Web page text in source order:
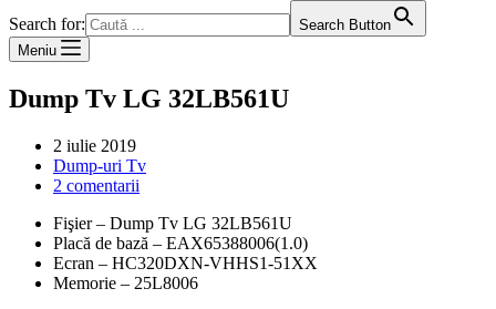
Search for:
Search Button
Meniu
Dump Tv LG 32LB561U
2 iulie 2019
Dump-uri Tv
2 comentarii
Fişier – Dump Tv LG 32LB561U
Placă de bază – EAX65388006(1.0)
Ecran – HC320DXN-VHHS1-51XX
Memorie – 25L8006